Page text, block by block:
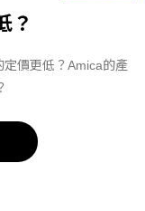
？
價更低？Amica的產